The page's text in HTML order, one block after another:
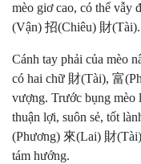
mèo giơ cao, có thể vẫy
(Vận) 招(Chiêu) 財(Tài).
Cánh tay phải của mèo
có hai chữ 財(Tài), 富
vượng. Trước bụng mèo
thuận lợi, suôn sẻ, tốt
(Phương) 來(Lai) 財
tám hướng.